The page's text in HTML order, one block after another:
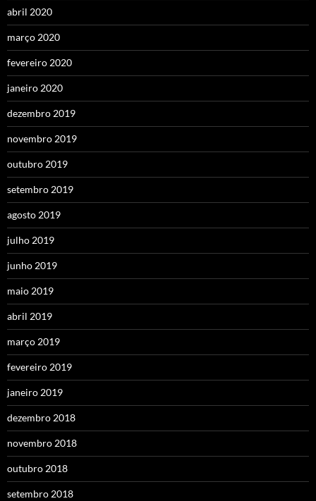
abril 2020
março 2020
fevereiro 2020
janeiro 2020
dezembro 2019
novembro 2019
outubro 2019
setembro 2019
agosto 2019
julho 2019
junho 2019
maio 2019
abril 2019
março 2019
fevereiro 2019
janeiro 2019
dezembro 2018
novembro 2018
outubro 2018
setembro 2018